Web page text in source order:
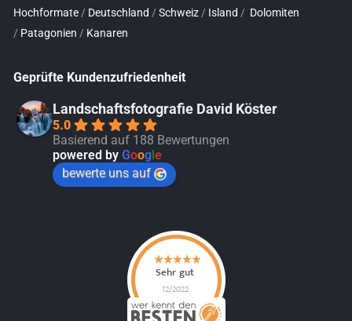
Hochformate / Deutschland / Schweiz / Island / Dolomiten
/ Patagonien / Kanaren
Geprüfte Kundenzufriedenheit
Landschaftsfotografie David Köster
5.0
Basierend auf 188 Bewertungen
powered by Google
bewerte uns auf